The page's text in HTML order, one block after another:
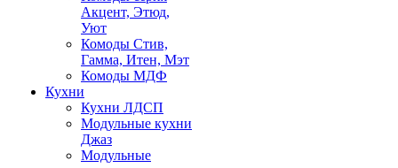
Акцент, Этюд,
Уют
Комоды Стив,
Гамма, Итен, Мэт
Комоды МДФ
Кухни
Кухни ЛДСП
Модульные кухни
Джаз
Модульные